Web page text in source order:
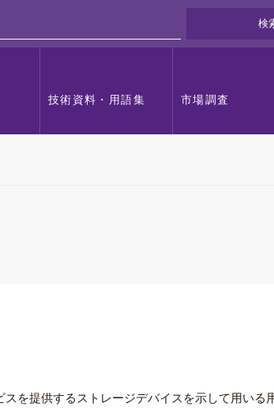
検
技術資料・用語集 市場調査
を提供するストレージデバイスを示して用いる